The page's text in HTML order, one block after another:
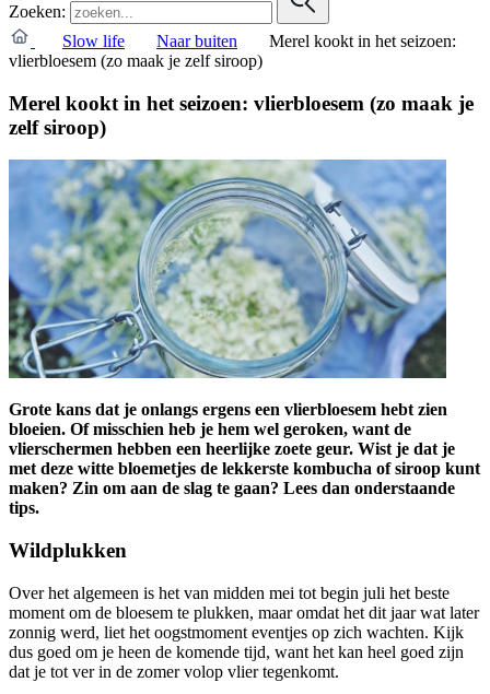
Zoeken:
Slow life
Naar buiten
Merel kookt in het seizoen:
vlierbloesem (zo maak je zelf siroop)
Merel kookt in het seizoen: vlierbloesem (zo maak je
zelf siroop)
Grote kans dat je onlangs ergens een vlierbloesem hebt zien
bloeien. Of misschien heb je hem wel geroken, want de
vlierschermen hebben een heerlijke zoete geur. Wist je dat je
met deze witte bloemetjes de lekkerste kombucha of siroop kunt
maken? Zin om aan de slag te gaan? Lees dan onderstaande
tips.
Wildplukken
Over het algemeen is het van midden mei tot begin juli het beste
moment om de bloesem te plukken, maar omdat het dit jaar wat later
zonnig werd, liet het oogstmoment eventjes op zich wachten. Kijk
dus goed om je heen de komende tijd, want het kan heel goed zijn
dat je tot ver in de zomer volop vlier tegenkomt.